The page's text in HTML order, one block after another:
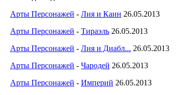
Арты Персонажей - Лия и Каин 26.05.2013
Арты Персонажей - Тираэль 26.05.2013
Арты Персонажей - Лия и Диабл... 26.05.2013
Арты Персонажей - Чародей 26.05.2013
Арты Персонажей - Империй 26.05.2013